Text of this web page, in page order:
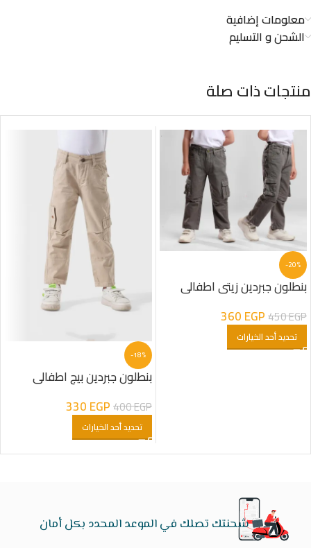
معلومات إضافية
الشحن و التسليم
منتجات ذات صلة
-20%
بنطلون جبردين زيتى اطفالى
450EGP
360EGP
تحديد أحد الخيارات
-18%
بنطلون جبردين بيج اطفالى
400EGP
330EGP
تحديد أحد الخيارات
شحنتك تصلك في الموعد المحدد بكل أمان